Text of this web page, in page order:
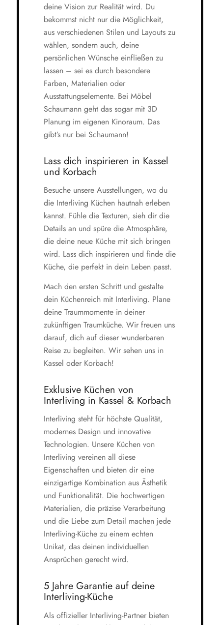
deine Vision zur Realität wird. Du
bekommst nicht nur die Möglichkeit,
aus verschiedenen Stilen und Layouts zu
wählen, sondern auch, deine
persönlichen Wünsche einfließen zu
lassen – sei es durch besondere
Farben, Materialien oder
Ausstattungselemente. Bei Möbel
Schaumann geht das sogar mit 3D
Planung im eigenen Kinoraum. Das
gibt’s nur bei Schaumann!
Lass dich inspirieren in Kassel
und Korbach
Besuche unsere Ausstellungen, wo du
die Interliving Küchen hautnah erleben
kannst. Fühle die Texturen, sieh dir die
Details an und spüre die Atmosphäre,
die deine neue Küche mit sich bringen
wird. Lass dich inspirieren und finde die
Küche, die perfekt in dein Leben passt.
Mach den ersten Schritt und gestalte
dein Küchenreich mit Interliving. Plane
deine Traummomente in deiner
zukünftigen Traumküche. Wir freuen uns
darauf, dich auf dieser wunderbaren
Reise zu begleiten. Wir sehen uns in
Kassel oder Korbach!
Exklusive Küchen von
Interliving in Kassel & Korbach
Interliving steht für höchste Qualität,
modernes Design und innovative
Technologien. Unsere Küchen von
Interliving vereinen all diese
Eigenschaften und bieten dir eine
einzigartige Kombination aus Ästhetik
und Funktionalität. Die hochwertigen
Materialien, die präzise Verarbeitung
und die Liebe zum Detail machen jede
Interliving-Küche zu einem echten
Unikat, das deinen individuellen
Ansprüchen gerecht wird.
5 Jahre Garantie auf deine
Interliving-Küche
Als offizieller Interliving-Partner bieten